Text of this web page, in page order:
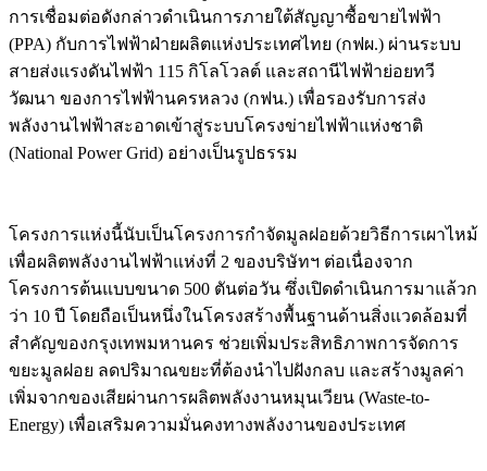
การเชื่อมต่อดังกล่าวดำเนินการภายใต้สัญญาซื้อขายไฟฟ้า
(PPA) กับการไฟฟ้าฝ่ายผลิตแห่งประเทศไทย (กฟผ.) ผ่านระบบ
สายส่งแรงดันไฟฟ้า 115 กิโลโวลต์ และสถานีไฟฟ้าย่อยทวี
วัฒนา ของการไฟฟ้านครหลวง (กฟน.) เพื่อรองรับการส่ง
พลังงานไฟฟ้าสะอาดเข้าสู่ระบบโครงข่ายไฟฟ้าแห่งชาติ
(National Power Grid) อย่างเป็นรูปธรรม
โครงการแห่งนี้นับเป็นโครงการกำจัดมูลฝอยด้วยวิธีการเผาไหม้
เพื่อผลิตพลังงานไฟฟ้าแห่งที่ 2 ของบริษัทฯ ต่อเนื่องจาก
โครงการต้นแบบขนาด 500 ตันต่อวัน ซึ่งเปิดดำเนินการมาแล้วก
ว่า 10 ปี โดยถือเป็นหนึ่งในโครงสร้างพื้นฐานด้านสิ่งแวดล้อมที่
สำคัญของกรุงเทพมหานคร ช่วยเพิ่มประสิทธิภาพการจัดการ
ขยะมูลฝอย ลดปริมาณขยะที่ต้องนำไปฝังกลบ และสร้างมูลค่า
เพิ่มจากของเสียผ่านการผลิตพลังงานหมุนเวียน (Waste-to-
Energy) เพื่อเสริมความมั่นคงทางพลังงานของประเทศ